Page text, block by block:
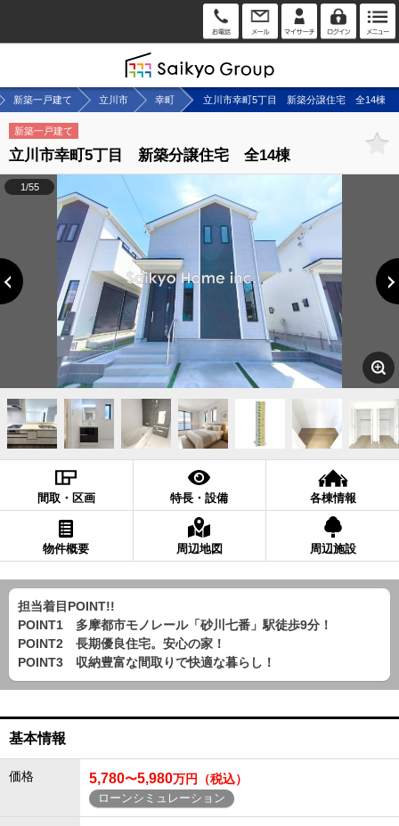
新築一戸建て 立川市 幸町 立川市幸町5丁目 新築分譲住宅 全14棟
新築一戸建て
立川市幸町5丁目 新築分譲住宅 全14棟
1/55
間取・区画 特長・設備 各棟情報
物件概要 周辺地図 周辺施設
担当着目POINT!!
POINT1 多摩都市モノレール「砂川七番」駅徒歩9分！
POINT2 長期優良住宅。安心の家！
POINT3 収納豊富な間取りで快適な暮らし！
基本情報
価格 5,780〜5,980万円（税込）
ローンシミュレーション